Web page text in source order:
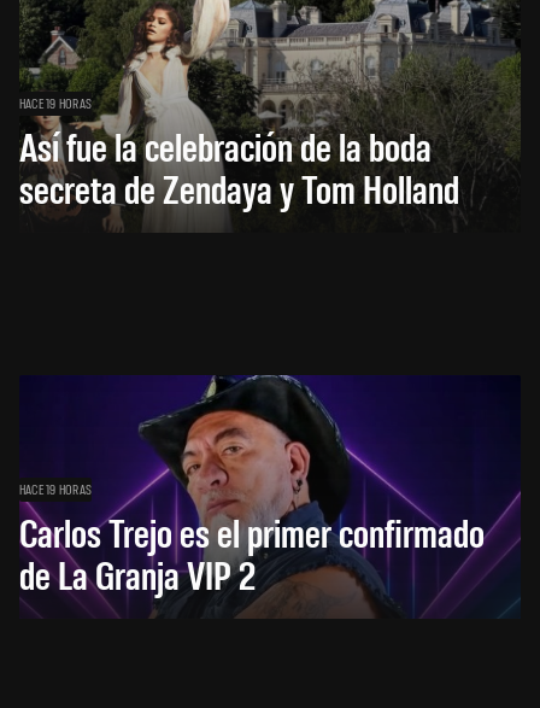
HACE 19 HORAS
Así fue la celebración de la boda
secreta de Zendaya y Tom Holland
HACE 19 HORAS
Carlos Trejo es el primer confirmado
de La Granja VIP 2